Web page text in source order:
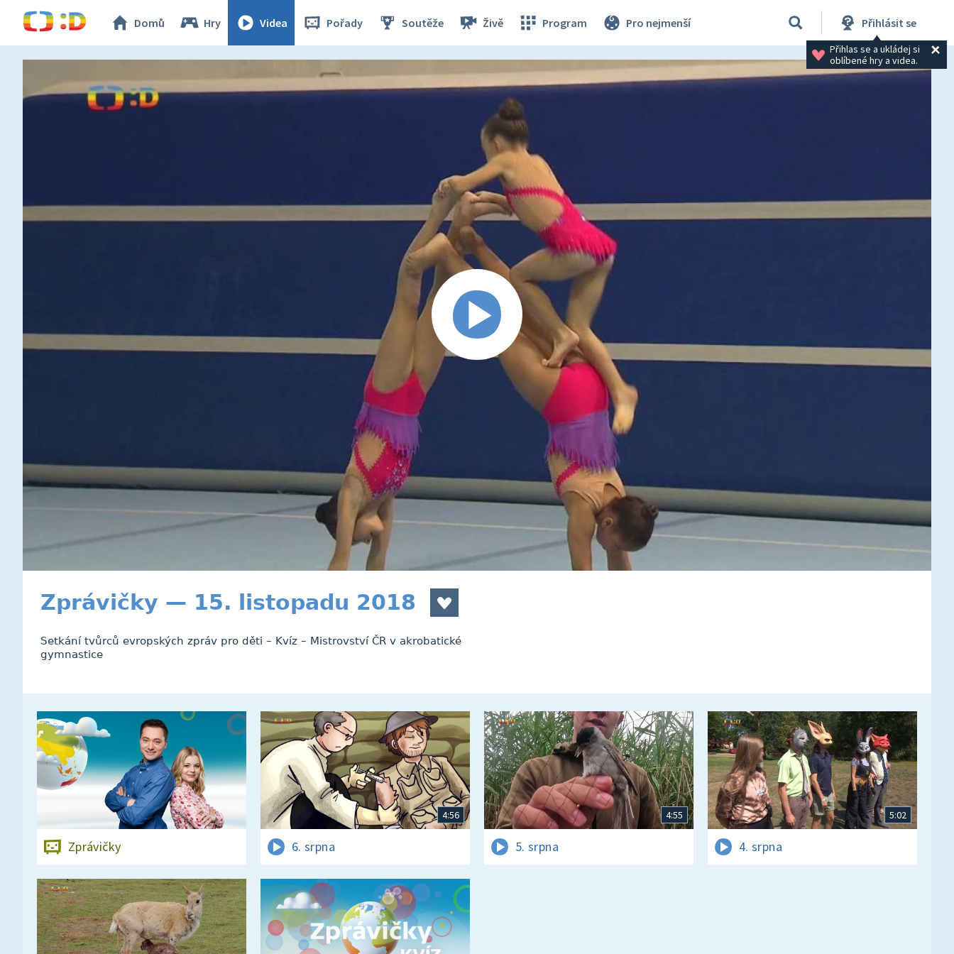
Domů Hry Videa Pořady Soutěže Živě Program Pro nejmenší Přihlásit se
Přihlas se a ukládej si
oblíbené hry a videa.
Zprávičky — 15. listopadu 2018
Setkání tvůrců evropských zpráv pro děti – Kvíz – Mistrovství ČR v akrobatické
gymnastice
Zprávičky
4:56
6. srpna
4:55
5. srpna
5:02
4. srpna